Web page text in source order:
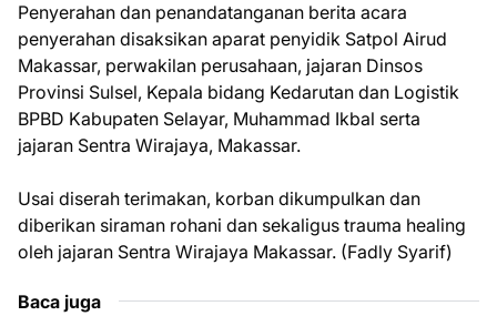
Penyerahan dan penandatanganan berita acara
penyerahan disaksikan aparat penyidik Satpol Airud
Makassar, perwakilan perusahaan, jajaran Dinsos
Provinsi Sulsel, Kepala bidang Kedarutan dan Logistik
BPBD Kabupaten Selayar, Muhammad Ikbal serta
jajaran Sentra Wirajaya, Makassar.
Usai diserah terimakan, korban dikumpulkan dan
diberikan siraman rohani dan sekaligus trauma healing
oleh jajaran Sentra Wirajaya Makassar. (Fadly Syarif)
Baca juga